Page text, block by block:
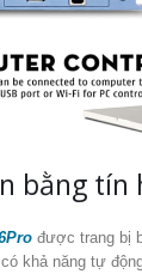
bằng tín
được trang bị
khả năng tự